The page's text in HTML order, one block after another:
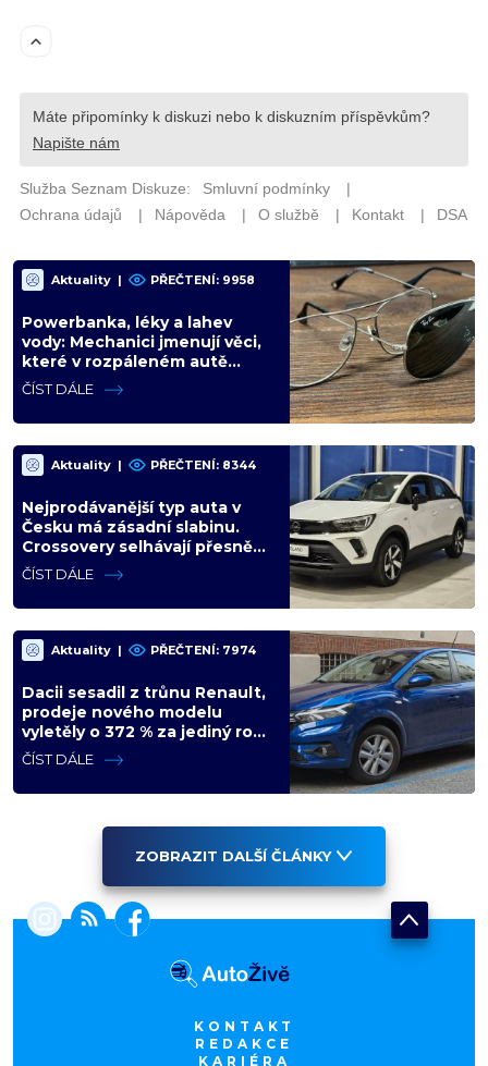
Aktuality | PŘEČTENÍ: 9958
Powerbanka, léky a lahev
vody: Mechanici jmenují věci,
které v rozpáleném autě
nemají co dělat. Hrozí i požár
ČÍST DÁLE
Aktuality | PŘEČTENÍ: 8344
Nejprodávanější typ auta v
Česku má zásadní slabinu.
Crossovery selhávají přesně
tam, kde mají být nejsilnější
ČÍST DÁLE
Aktuality | PŘEČTENÍ: 7974
Dacii sesadil z trůnu Renault,
prodeje nového modelu
vyletěly o 372 % za jediný rok.
Češi ale jedou svojí pohádku
ČÍST DÁLE
ZOBRAZIT DALŠÍ ČLÁNKY
KONTAKT
REDAKCE
KARIÉRA